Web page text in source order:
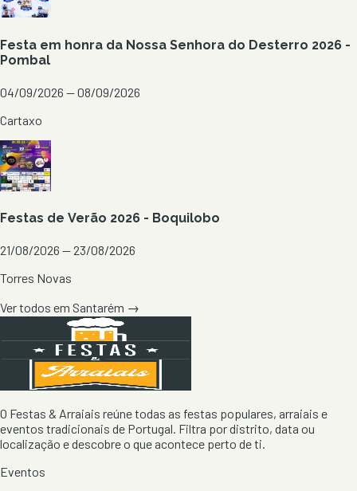
Festa em honra da Nossa Senhora do Desterro 2026 -
Pombal
04/09/2026 — 08/09/2026
Cartaxo
Festas de Verão 2026 - Boquilobo
21/08/2026 — 23/08/2026
Torres Novas
Ver todos em Santarém →
O Festas & Arraiais reúne todas as festas populares, arraiais e
eventos tradicionais de Portugal. Filtra por distrito, data ou
localização e descobre o que acontece perto de ti.
Eventos